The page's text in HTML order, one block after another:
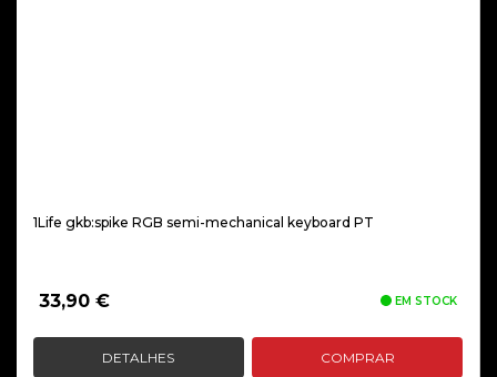
1Life gkb:spike RGB semi-mechanical keyboard PT
33,90 € EM STOCK
DETALHES COMPRAR